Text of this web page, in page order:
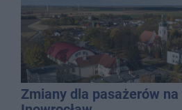
Zmiany dla pasażerów